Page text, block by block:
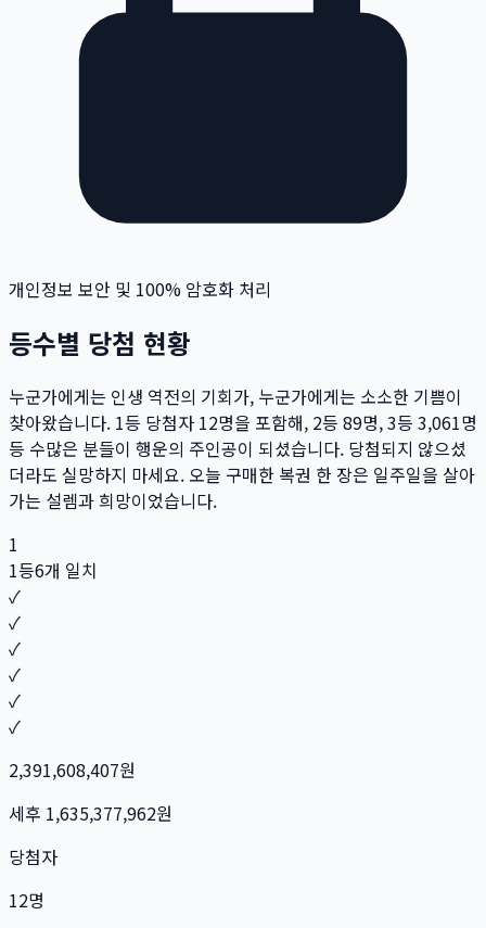
개인정보 보안 및 100% 암호화 처리
등수별 당첨 현황
누군가에게는 인생 역전의 기회가, 누군가에게는 소소한 기쁨이
찾아왔습니다. 1등 당첨자 12명을 포함해, 2등 89명, 3등 3,061명
등 수많은 분들이 행운의 주인공이 되셨습니다. 당첨되지 않으셨
더라도 실망하지 마세요. 오늘 구매한 복권 한 장은 일주일을 살아
가는 설렘과 희망이었습니다.
1
1등6개 일치
✓
✓
✓
✓
✓
✓
2,391,608,407원
세후 1,635,377,962원
당첨자
12명